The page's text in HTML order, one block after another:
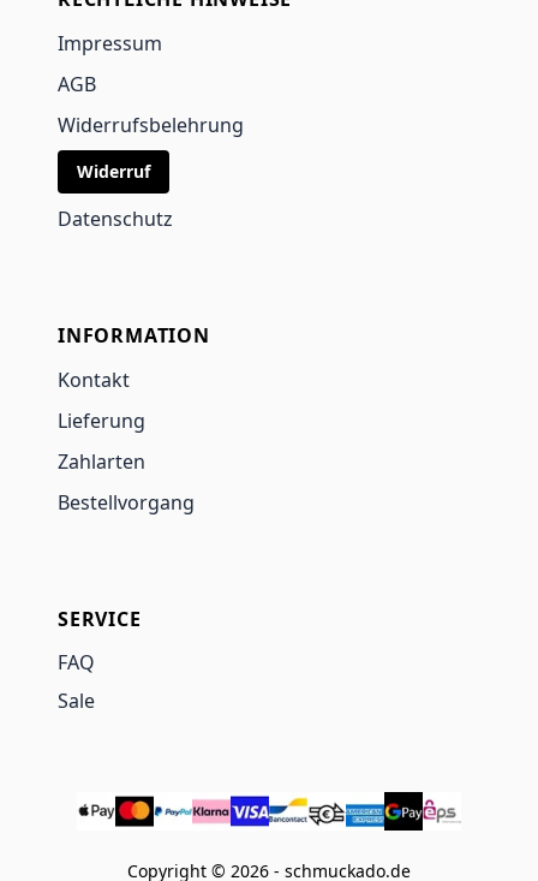
Impressum
AGB
Widerrufsbelehrung
Widerruf
Datenschutz
INFORMATION
Kontakt
Lieferung
Zahlarten
Bestellvorgang
SERVICE
FAQ
Sale
Copyright © 2026 - schmuckado.de